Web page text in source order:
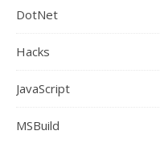
DotNet
Hacks
JavaScript
MSBuild